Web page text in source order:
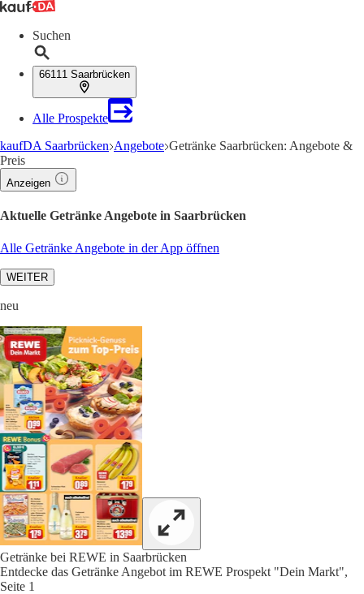
Suchen
66111 Saarbrücken
Alle Prospekte
kaufDA Saarbrücken Angebote Getränke Saarbrücken: Angebote &
Preis
Anzeigen
Aktuelle Getränke Angebote in Saarbrücken
Alle Getränke Angebote in der App öffnen
WEITER
neu
Getränke bei REWE in Saarbrücken
Entdecke das Getränke Angebot im REWE Prospekt "Dein Markt",
Seite 1